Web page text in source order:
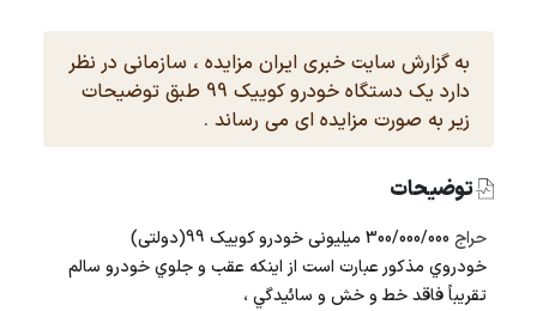
به گزارش سایت خبری ایران مزایده ، سازمانی در نظر
دارد یک دستگاه خودرو کوییک 99 طبق توضیحات
زیر به صورت مزایده ای می رساند .
توضیحات
حراج300/000/000 میلیونی خودرو کوییک 99(دولتی)
خودروي مذكور عبارت است از اینکه عقب و جلوي خودرو سالم
تقريباً فاقد خط و خش و سائيدگي ،